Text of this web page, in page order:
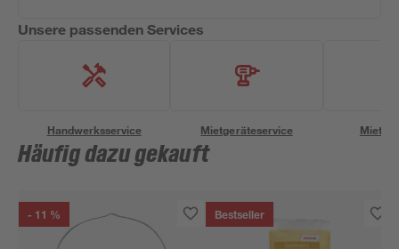
Unsere passenden Services
Handwerksservice Mietgeräteservice
Häufig dazu gekauft
- 11 % Bestseller